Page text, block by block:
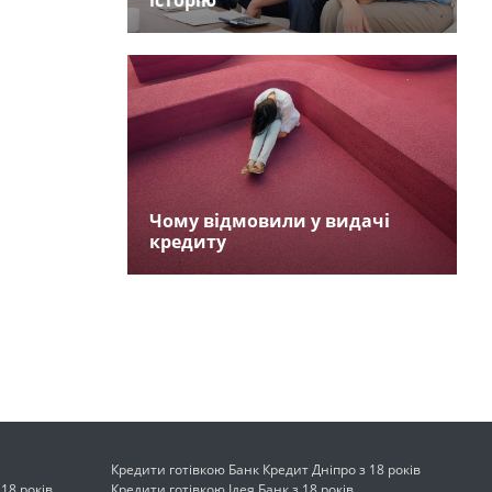
Чому відмовили у видачі
кредиту
Кредити готівкою Банк Кредит Дніпро з 18 років